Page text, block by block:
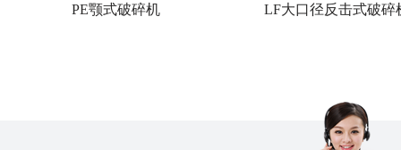
PE颚式破碎机 LF大口径反击式破碎